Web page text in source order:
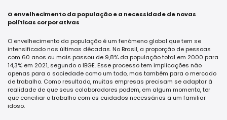
O envelhecimento da população e a necessidade de novas
políticas corporativas
O envelhecimento da população é um fenômeno global que tem se
intensificado nas últimas décadas. No Brasil, a proporção de pessoas
com 60 anos ou mais passou de 9,8% da população total em 2000 para
14,3% em 2021, segundo o IBGE. Esse processo tem implicações não
apenas para a sociedade como um todo, mas também para o mercado
de trabalho. Como resultado, muitas empresas precisam se adaptar à
realidade de que seus colaboradores podem, em algum momento, ter
que conciliar o trabalho com os cuidados necessários a um familiar
idoso.